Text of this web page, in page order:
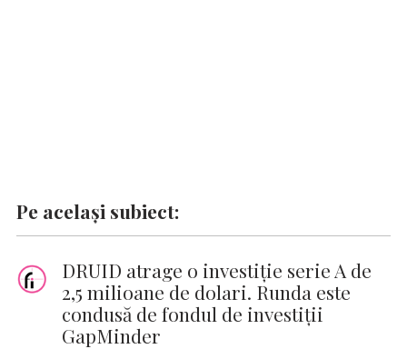
Pe același subiect:
DRUID atrage o investiție serie A de
2,5 milioane de dolari. Runda este
condusă de fondul de investiții
GapMinder